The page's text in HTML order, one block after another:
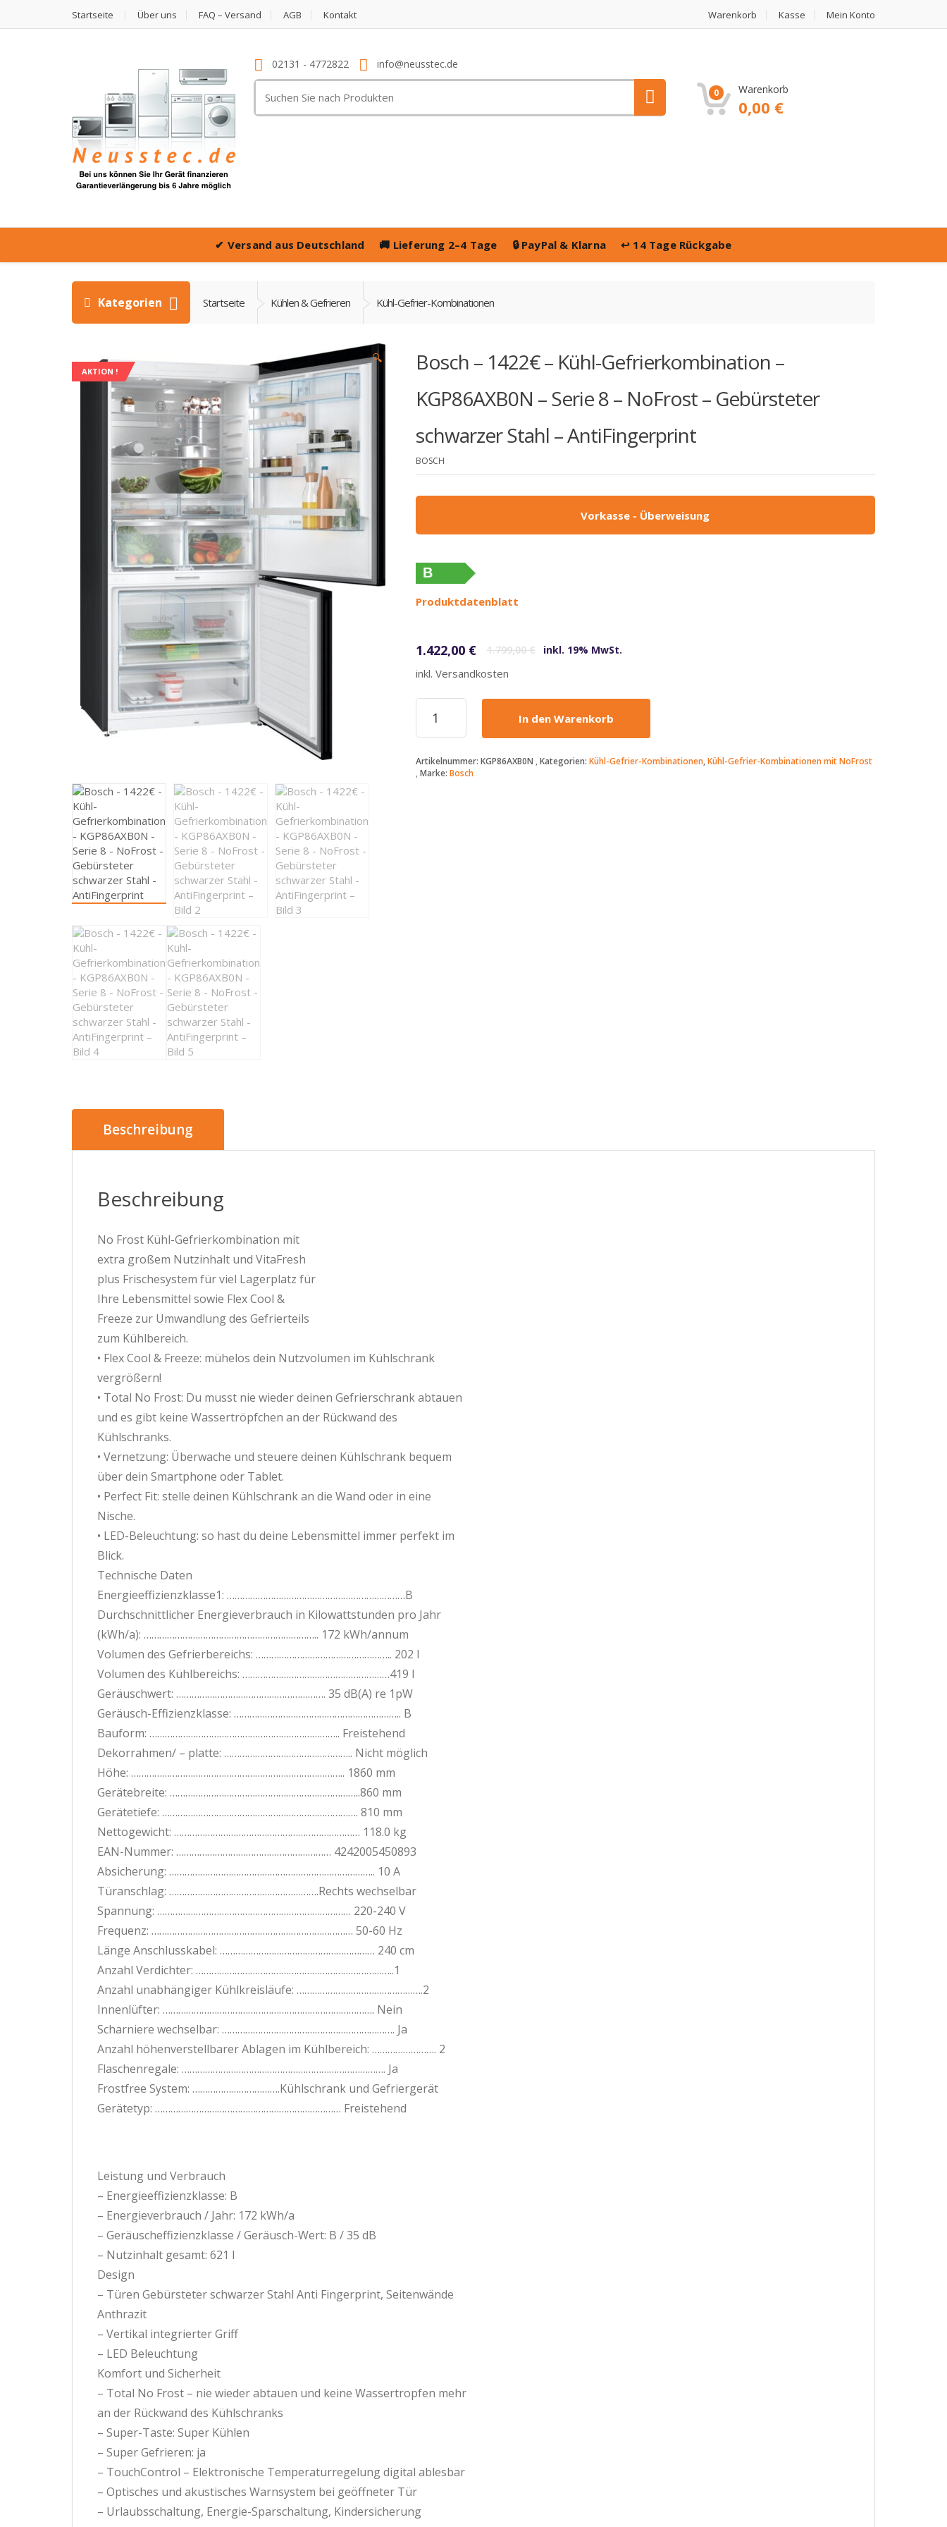
Startseite Über uns FAQ – Versand AGB Kontakt Warenkorb Kasse Mein Konto
02131 - 4772822 info@neusstec.de
nach:
0 Warenkorb
0,00 €
✔ Versand aus Deutschland 🚚 Lieferung 2–4 Tage 🔒 PayPal & Klarna↩️ 14 Tage Rückgabe
Kategorien Startseite Kühlen & Gefrieren Kühl-Gefrier-Kombinationen
AKTION !
🔍
Bosch – 1422€ – Kühl-Gefrierkombination –
KGP86AXB0N – Serie 8 – NoFrost – Gebürsteter
schwarzer Stahl – AntiFingerprint
BOSCH
Vorkasse - Überweisung
B
Produktdatenblatt
1.799,00€
1.422,00 € inkl. 19% MwSt.
inkl. Versandkosten
Bosch
1422€
Kühl-
Gefrierkombination
In den Warenkorb
Artikelnummer: KGP86AXB0N Kategorien: Kühl-Gefrier-Kombinationen,Kühl-Gefrier-Kombinationen mit NoFrost
Marke: Bosch
Beschreibung
Beschreibung
No Frost Kühl-Gefrierkombination mit
extra großem Nutzinhalt und VitaFresh
plus Frischesystem für viel Lagerplatz für
Ihre Lebensmittel sowie Flex Cool &
Freeze zur Umwandlung des Gefrierteils
zum Kühlbereich.
• Flex Cool & Freeze: mühelos dein Nutzvolumen im Kühlschrank
vergrößern!
• Total No Frost: Du musst nie wieder deinen Gefrierschrank abtauen
und es gibt keine Wassertröpfchen an der Rückwand des
Kühlschranks.
• Vernetzung: Überwache und steuere deinen Kühlschrank bequem
über dein Smartphone oder Tablet.
• Perfect Fit: stelle deinen Kühlschrank an die Wand oder in eine
Nische.
• LED-Beleuchtung: so hast du deine Lebensmittel immer perfekt im
Blick.
Technische Daten
Energieeffizienzklasse1: ……………………………………………………………B
Durchschnittlicher Energieverbrauch in Kilowattstunden pro Jahr
(kWh/a): ………………………………………………………….. 172 kWh/annum
Volumen des Gefrierbereichs: …………………………………………….. 202 l
Volumen des Kühlbereichs: …………………………………………………419 l
Geräuschwert: …………………………………………………. 35 dB(A) re 1pW
Geräusch-Effizienzklasse: ……………………………………………………….. B
Bauform: ……………………………………………………………….. Freistehend
Dekorrahmen/ – platte: ………………………………………….. Nicht möglich
Höhe: ……………………………………………………………………….. 1860 mm
Gerätebreite: ………………………………………………………………..860 mm
Gerätetiefe: …………………………………………………………………. 810 mm
Nettogewicht: ……………………………………………………………… 118.0 kg
EAN-Nummer: …………………………………………………… 4242005450893
Absicherung: …………………………………………………………………….. 10 A
Türanschlag: ………………………………………………….Rechts wechselbar
Spannung: ………………………………………………………………… 220-240 V
Frequenz: …………………………………………………………………… 50-60 Hz
Länge Anschlusskabel: …………………………………………………… 240 cm
Anzahl Verdichter: …………………………………………………………………..1
Anzahl unabhängiger Kühlkreisläufe: ………………………………………….2
Innenlüfter: ………………………………………………………………………. Nein
Scharniere wechselbar: …………………………………………………………. Ja
Anzahl höhenverstellbarer Ablagen im Kühlbereich: ……………………. 2
Flaschenregale: ……………………………………………………………………. Ja
Frostfree System: …………………………….Kühlschrank und Gefriergerät
Gerätetyp: ……………………………………………………………… Freistehend
Leistung und Verbrauch
– Energieeffizienzklasse: B
– Energieverbrauch / Jahr: 172 kWh/a
– Geräuscheffizienzklasse / Geräusch-Wert: B / 35 dB
– Nutzinhalt gesamt: 621 l
Design
– Türen Gebürsteter schwarzer Stahl Anti Fingerprint, Seitenwände
Anthrazit
– Vertikal integrierter Griff
– LED Beleuchtung
Komfort und Sicherheit
– Total No Frost – nie wieder abtauen und keine Wassertropfen mehr
an der Rückwand des Kühlschranks
– Super-Taste: Super Kühlen
– Super Gefrieren: ja
– TouchControl – Elektronische Temperaturregelung digital ablesbar
– Optisches und akustisches Warnsystem bei geöffneter Tür
– Urlaubsschaltung, Energie-Sparschaltung, Kindersicherung